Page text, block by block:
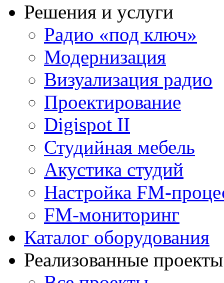
Решения и услуги
Радио «под ключ»
Модернизация
Визуализация радио
Проектирование
Digispot II
Студийная мебель
Акустика студий
Настройка FM-
FM-мониторинг
Каталог оборудования
Реализованные проекты